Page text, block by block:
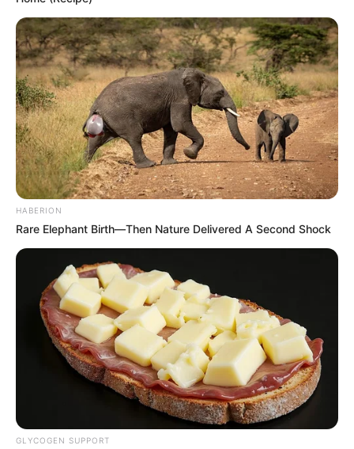
HABERION
Rare Elephant Birth—Then Nature Delivered A Second Shock
GLYCOGEN SUPPORT